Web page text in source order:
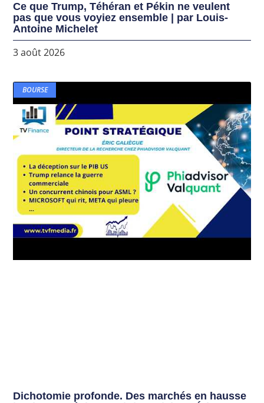
Ce que Trump, Téhéran et Pékin ne veulent
pas que vous voyiez ensemble | par Louis-
Antoine Michelet
3 août 2026
BOURSE
Dichotomie profonde. Des marchés en hausse